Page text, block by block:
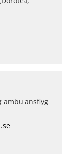
ambulansflyg